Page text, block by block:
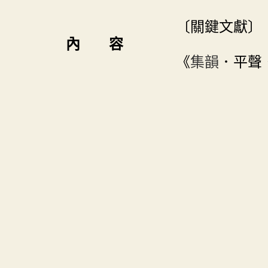
內 容
〔關鍵文獻〕
《集韻 ．平聲